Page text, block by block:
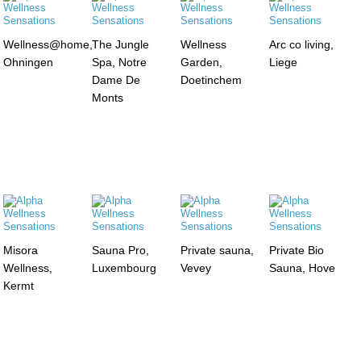
Wellness@home,
Ohningen
The Jungle
Spa, Notre
Dame De
Monts
Wellness
Garden,
Doetinchem
Arc co living,
Liege
Misora
Wellness,
Kermt
Sauna Pro,
Luxembourg
Private sauna,
Vevey
Private Bio
Sauna, Hove